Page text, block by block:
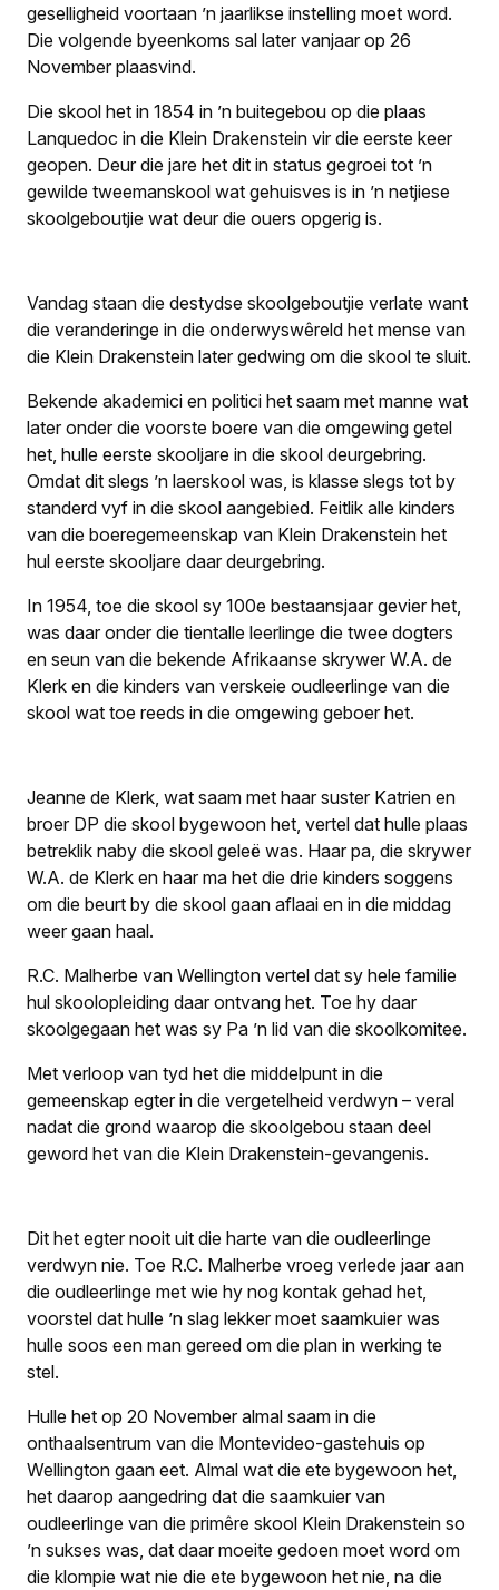
geselligheid voortaan ’n jaarlikse instelling moet word.
Die volgende byeenkoms sal later vanjaar op 26
November plaasvind.
Die skool het in 1854 in ’n buitegebou op die plaas
Lanquedoc in die Klein Drakenstein vir die eerste keer
geopen. Deur die jare het dit in status gegroei tot ’n
gewilde tweemanskool wat gehuisves is in ’n netjiese
skoolgeboutjie wat deur die ouers opgerig is.
Vandag staan die destydse skoolgeboutjie verlate want
die veranderinge in die onderwyswêreld het mense van
die Klein Drakenstein later gedwing om die skool te sluit.
Bekende akademici en politici het saam met manne wat
later onder die voorste boere van die omgewing getel
het, hulle eerste skooljare in die skool deurgebring.
Omdat dit slegs ’n laerskool was, is klasse slegs tot by
standerd vyf in die skool aangebied. Feitlik alle kinders
van die boeregemeenskap van Klein Drakenstein het
hul eerste skooljare daar deurgebring.
In 1954, toe die skool sy 100e bestaansjaar gevier het,
was daar onder die tientalle leerlinge die twee dogters
en seun van die bekende Afrikaanse skrywer W.A. de
Klerk en die kinders van verskeie oudleerlinge van die
skool wat toe reeds in die omgewing geboer het.
Jeanne de Klerk, wat saam met haar suster Katrien en
broer DP die skool bygewoon het, vertel dat hulle plaas
betreklik naby die skool geleë was. Haar pa, die skrywer
W.A. de Klerk en haar ma het die drie kinders soggens
om die beurt by die skool gaan aflaai en in die middag
weer gaan haal.
R.C. Malherbe van Wellington vertel dat sy hele familie
hul skoolopleiding daar ontvang het. Toe hy daar
skoolgegaan het was sy Pa ’n lid van die skoolkomitee.
Met verloop van tyd het die middelpunt in die
gemeenskap egter in die vergetelheid verdwyn – veral
nadat die grond waarop die skoolgebou staan deel
geword het van die Klein Drakenstein-gevangenis.
Dit het egter nooit uit die harte van die oudleerlinge
verdwyn nie. Toe R.C. Malherbe vroeg verlede jaar aan
die oudleerlinge met wie hy nog kontak gehad het,
voorstel dat hulle ’n slag lekker moet saamkuier was
hulle soos een man gereed om die plan in werking te
stel.
Hulle het op 20 November almal saam in die
onthaalsentrum van die Montevideo-gastehuis op
Wellington gaan eet. Almal wat die ete bygewoon het,
het daarop aangedring dat die saamkuier van
oudleerlinge van die primêre skool Klein Drakenstein so
’n sukses was, dat daar moeite gedoen moet word om
die klompie wat nie die ete bygewoon het nie, na die